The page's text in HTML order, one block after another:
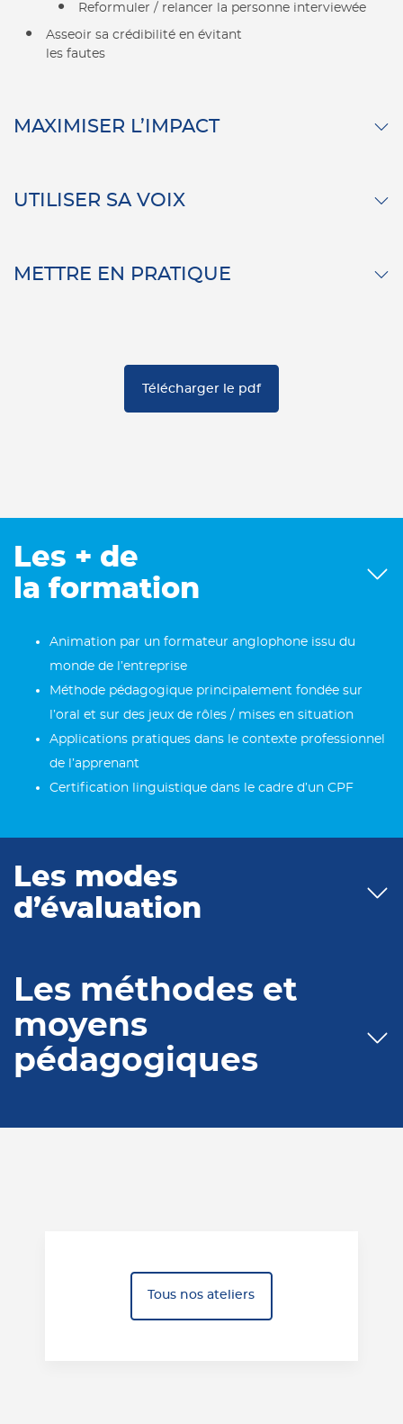
Reformuler / relancer la personne interviewée
Asseoir sa crédibilité en évitant
les fautes
MAXIMISER L’IMPACT
UTILISER SA VOIX
METTRE EN PRATIQUE
Télécharger le pdf
Les + de
la formation
Animation par un formateur anglophone issu du
monde de l’entreprise
Méthode pédagogique principalement fondée sur
l’oral et sur des jeux de rôles / mises en situation
Applications pratiques dans le contexte professionnel
de l’apprenant
Certification linguistique dans le cadre d’un CPF
Les modes
d’évaluation
Les méthodes et
moyens
pédagogiques
Tous nos ateliers